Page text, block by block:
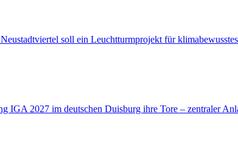
soll ein Leuchtturmprojekt für
IGA 2027 im deutschen Duisburg ihre Tore – zentraler